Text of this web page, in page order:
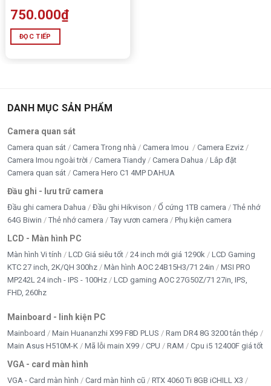
750.000₫
ĐỌC TIẾP
DANH MỤC SẢN PHẨM
Camera quan sát
Camera quan sát Camera Trong nhà Camera Imou
Camera Ezviz
Camera Imou ngoài trời
Camera Tiandy Camera Dahua
Lắp đặt
Camera quan sát
Camera Hero C1 4MP DAHUA
Đầu ghi - lưu trữ camera
Đầu ghi camera Dahua Đầu ghi Hikvison Ổ cứng 1TB camera
Thẻ nhớ
64G Biwin
Thẻ nhớ camera Tay vươn camera Phụ kiện camera
LCD - Màn hình PC
Màn hình Vi tính LCD Giá siêu tốt 24 inch mới giá 1290k
LCD Gaming
KTC 27 inch, 2K/QH 300hz
Màn hình AOC 24B15H3/71 24in
MSI PRO
MP242L 24 inch - IPS - 100Hz
LCD gaming AOC 27G50Z/71 27in, IPS,
FHD, 260hz
Mainboard - linh kiện PC
Mainboard Main Huananzhi X99 F8D PLUS
Ram DR4 8G 3200 tản thép
Main Asus H510M-K
Mã lỗi main X99 CPU RAM Cpu i5 12400F giá tốt
VGA - card màn hình
VGA - Card màn hình Card màn hình cũ
RTX 4060 Ti 8GB iCHILL X3